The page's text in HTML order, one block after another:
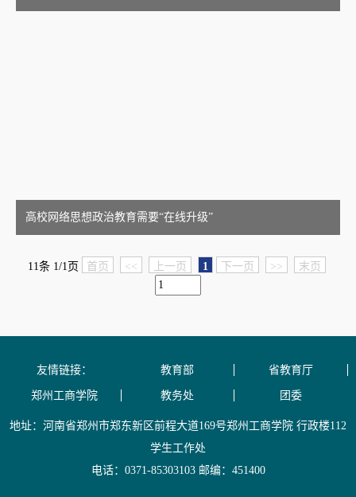
高校网络思想政治教育需要“在线升级”
11条 1/1页 首页 << 上一页 1 下一页 >> 末页
友情链接： 教育部 省教育厅
郑州工商学院 教务处 团委
地址：河南省郑州市郑东新区前程大道169号郑州工商学院 行政楼112
学生工作处
电话：0371-85303103 邮编：451400